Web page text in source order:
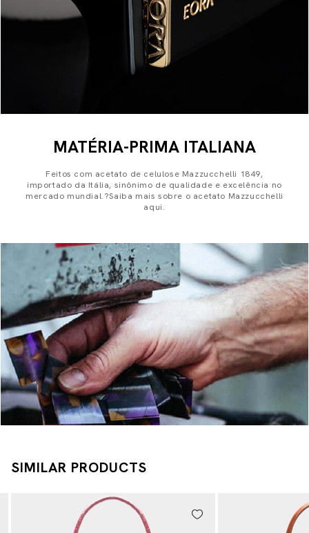
MATÉRIA-PRIMA ITALIANA
Feitos com acetato de celulose Mazzucchelli 1849,
importado da Itália, sinônimo de qualidade e excelência no
mercado mundial.?Saiba mais sobre o acetato Mazzucchelli
aqui.
SIMILAR PRODUCTS